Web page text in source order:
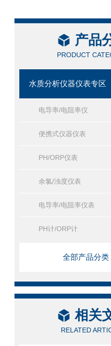
产品
PRODUCT
水质分析仪器仪表专区
电导率/电阻率仪
便携式仪器仪表
PH/ORP仪表
余氯/浊度仪表
电导率/电阻率仪表
PH计/ORP计
全部产品分类
相关
RELATED